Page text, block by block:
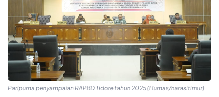
Paripurna penyampaian RAPBD Tidore tahun 2025 (Humas/narasitimur)